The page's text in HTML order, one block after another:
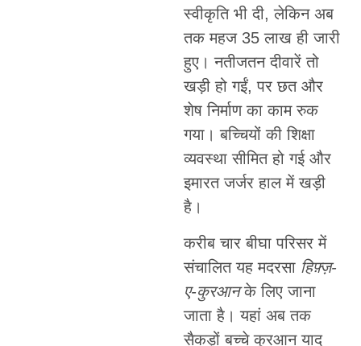
स्वीकृति भी दी, लेकिन अब
तक महज 35 लाख ही जारी
हुए। नतीजतन दीवारें तो
खड़ी हो गईं, पर छत और
शेष निर्माण का काम रुक
गया। बच्चियों की शिक्षा
व्यवस्था सीमित हो गई और
इमारत जर्जर हाल में खड़ी
है।
करीब चार बीघा परिसर में
संचालित यह मदरसा हिफ़्ज़-
ए-कुरआनके लिए जाना
जाता है। यहां अब तक
सैकड़ों बच्चे कुरआन याद